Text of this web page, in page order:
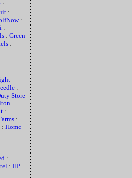
:
:
:
:
: Green
:
:
Store
:
:
: Home
:
: HP